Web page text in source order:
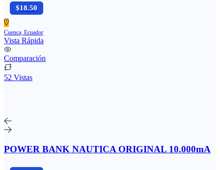
$18.50
Cuenca, Ecuador
Vista Rápida
Comparación
52 Vistas
POWER BANK NAUTICA ORIGINAL 10.000mA